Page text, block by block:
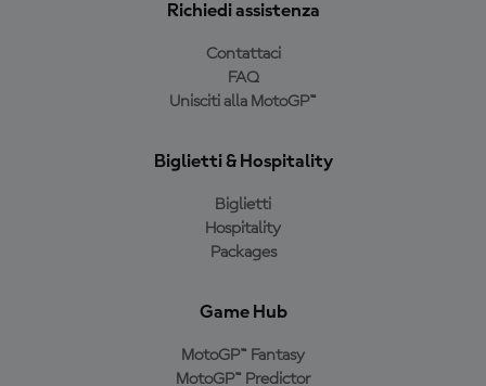
Richiedi assistenza
Contattaci
FAQ
Unisciti alla MotoGP™
Biglietti & Hospitality
Biglietti
Hospitality
Packages
Game Hub
MotoGP™ Fantasy
MotoGP™ Predictor